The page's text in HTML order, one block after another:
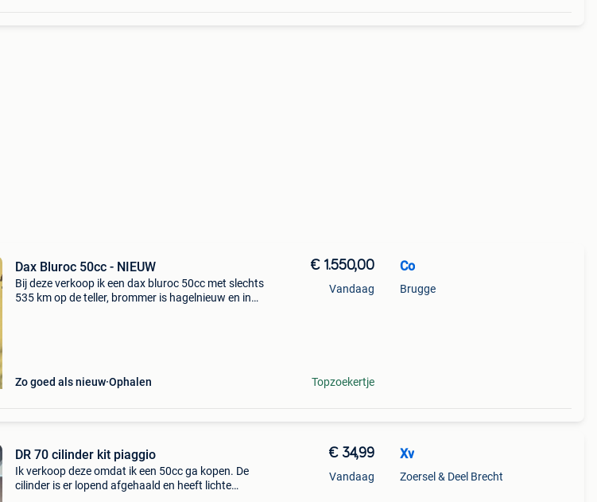
Dax Bluroc 50cc - NIEUW
Bij deze verkoop ik een dax bluroc 50cc met slechts
535 km op de teller, brommer is hagelnieuw en in
Zo goed als nieuw Ophalen
€ 1.550,00
Vandaag
Topzoekertje
Co
Brugge
DR 70 cilinder kit piaggio
Ik verkoop deze omdat ik een 50cc ga kopen. De
cilinder is er lopend afgehaald en heeft lichte
€ 34,99
Vandaag
Xv
Zoersel & Deel Brecht